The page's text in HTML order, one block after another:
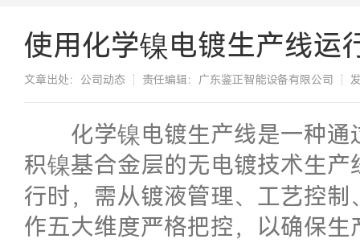
使用化学镍电镀生产线运
文章出处：公司动态 责任编辑：广东鉴正智能设备有限公司
化学镍电镀生产线是一种通
积镍基合金层的无电镀技术生产
行时，需从镀液管理、工艺控
作五大维度严格把控，以确保